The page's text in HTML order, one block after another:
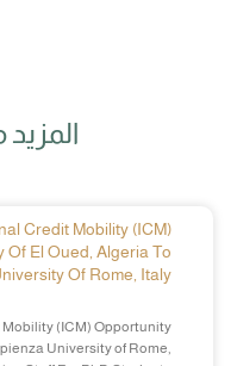
Credit Mobility (ICM)
El Oued, Algeria To
Of Rome, Italy
(ICM) Opportunity
University of Rome,